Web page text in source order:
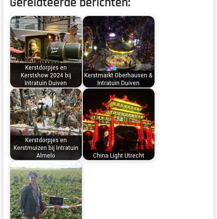
Kerstdorpjes en
Kerstshow 2024 bij
Intratuin Duiven
Kerstmarkt Oberhausen &
Intratuin Duiven
Kerstdorpjes en
Kerstmuizen bij Intratuin
Almelo
China Light Utrecht